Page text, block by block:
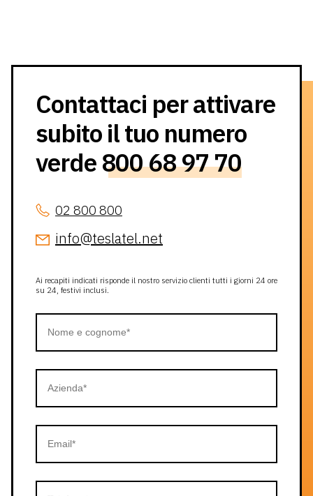
Contattaci per attivare
subito il tuo numero
verde800 68 97 70
02 800 800
info@teslatel.net
Ai recapiti indicati risponde il nostro servizio clienti tutti i giorni 24 ore
su 24, festivi inclusi.